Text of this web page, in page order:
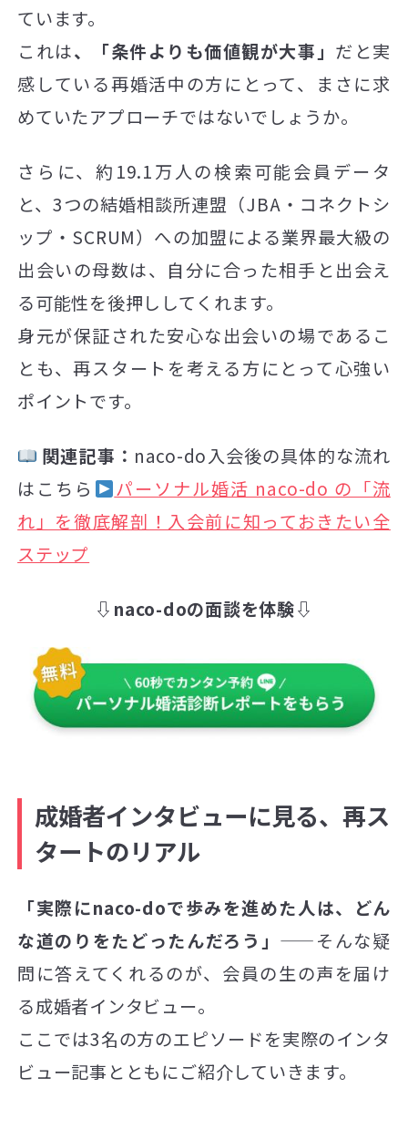
ています。
これは、「条件よりも価値観が大事」 だと実
感している再婚活中の方にとって、まさに求
めていたアプローチではないでしょうか。
さらに、約19.1万人の検索可能会員データ
と、3つの結婚相談所連盟（JBA・コネクトシ
ップ・SCRUM）への加盟による業界最大級の
出会いの母数は、自分に合った相手と出会え
る可能性を後押ししてくれます。
身元が保証された安心な出会いの場であるこ
とも、再スタートを考える方にとって心強い
ポイントです。
関連記事： naco-do入会後の具体的な流れ
はこちら
パーソナル婚活 naco-do の「流
れ」を徹底解剖！入会前に知っておきたい全
ステップ
⇩naco-doの面談を体験⇩
成婚者インタビューに見る、再ス
タートのリアル
「実際にnaco-doで歩みを進めた人は、どん
な道のりをたどったんだろう」 ——そんな疑
問に答えてくれるのが、会員の生の声を届け
る成婚者インタビュー。
ここでは3名の方のエピソードを実際のインタ
ビュー記事とともにご紹介していきます。